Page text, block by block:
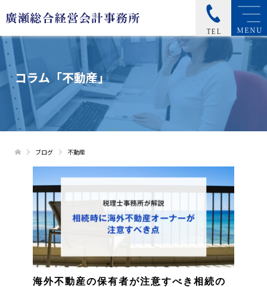
コラム「不動産」
ブログ 不動産
海外不動産の保有者が注意すべき相続の